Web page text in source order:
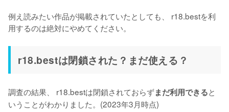
例え読みたい作品が掲載されていたとしても、 r18.bestを利
用するのは絶対にやめてください。
r18.bestは閉鎖された？まだ使える？
調査の結果、 r18.bestは閉鎖されておらずまだ利用できると
いうことがわかりました。(2023年3月時点)